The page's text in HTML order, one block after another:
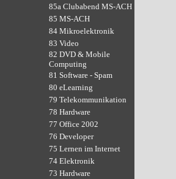
85a Clubabend MS-ACH
85 MS-ACH
84 Mikroelektronik
83 Video
82 DVD & Mobile
Computing
81 Software - Spam
80 eLearning
79 Telekommunikation
78 Hardware
77 Office 2002
76 Developer
75 Lernen im Internet
74 Elektronik
73 Hardware